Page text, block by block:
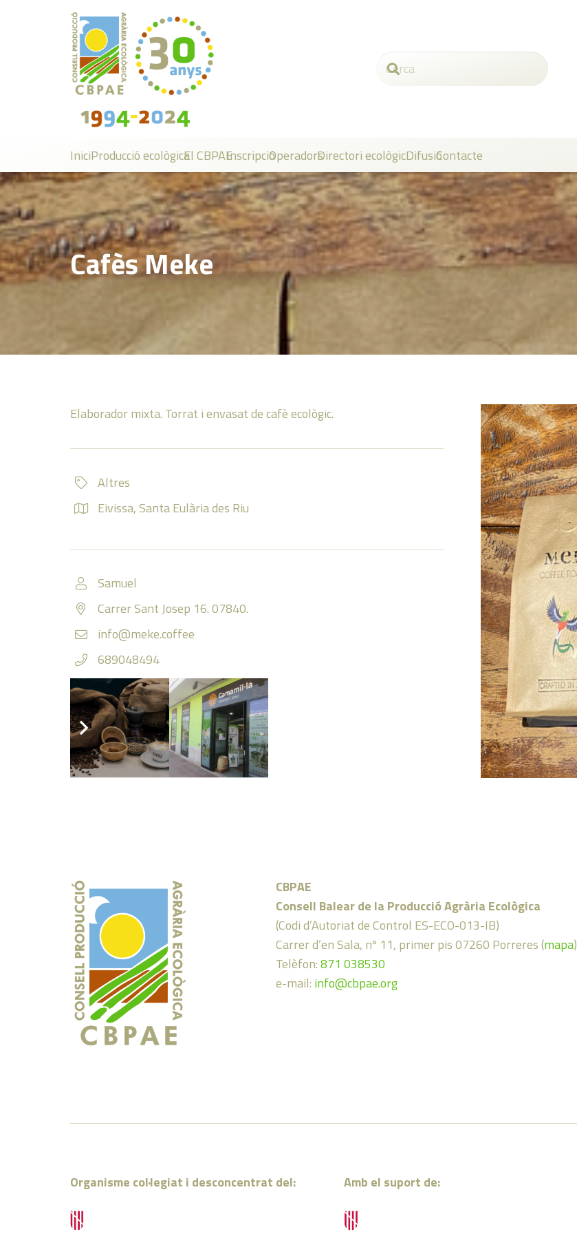
IniciProducció ecològicaEl CBPAEInscripcióOperadorsDirectori ecològicDifusióContacte
Cafès Meke
Elaborador mixta. Torrat i envasat de cafè ecològic.
Altres
Eivissa,Santa Eulària des Riu
Samuel
Carrer Sant Josep 16. 07840.
info@meke.coffee
689048494
https://meke.coffee/
Facebook
CBPAE
Consell Balear de la Producció Agrària Ecològica
(Codi d’Autoriat de Control ES-ECO-013-IB)
Carrer d’en Sala, nº 11, primer pis 07260 Porreres (mapa)
Telèfon:871 038530
e-mail: info@cbpae.org
Organisme col·legiat i desconcentrat del: Amb el suport de: